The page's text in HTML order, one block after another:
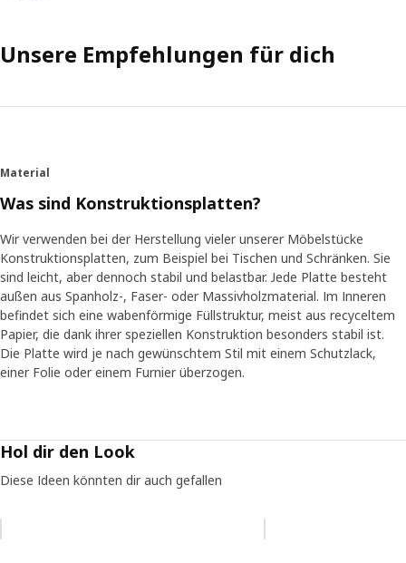
Unsere Empfehlungen für dich
Material
Was sind Konstruktionsplatten?
Wir verwenden bei der Herstellung vieler unserer Möbelstücke
Konstruktionsplatten, zum Beispiel bei Tischen und Schränken. Sie
sind leicht, aber dennoch stabil und belastbar. Jede Platte besteht
außen aus Spanholz-, Faser- oder Massivholzmaterial. Im Inneren
befindet sich eine wabenförmige Füllstruktur, meist aus recyceltem
Papier, die dank ihrer speziellen Konstruktion besonders stabil ist.
Die Platte wird je nach gewünschtem Stil mit einem Schutzlack,
einer Folie oder einem Furnier überzogen.
Hol dir den Look
Diese Ideen könnten dir auch gefallen